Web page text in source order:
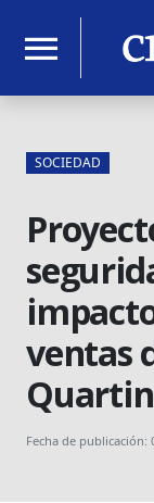
menu
SOCIEDAD
ventas
Fecha de publicación: